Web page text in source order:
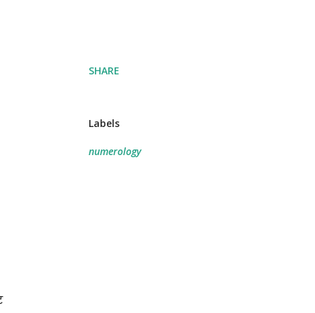
SHARE
Labels
numerology